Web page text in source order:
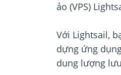
ảo (VPS)
Với Lightsail,
dựng ứng
dung lượng